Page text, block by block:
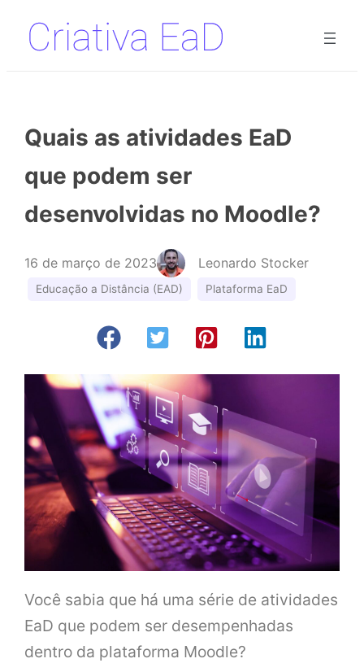
Pular
para
Quais as atividades EaD
que podem ser
desenvolvidas no Moodle?
16 de março de 2023 Leonardo Stocker
Educação a Distância (EAD) Plataforma EaD
Você sabia que há uma série de atividades
EaD que podem ser desempenhadas
dentro da plataforma Moodle?